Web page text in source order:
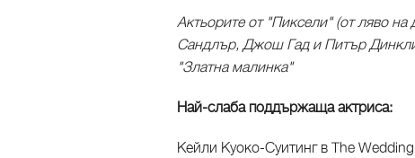
Актьорите от "Пиксели" (от ляво
Сандлър, Джош Гад и Питър
"Златна малинка"
Най-слаба поддържаща актриса:
Кейли Куоко-Суитинг в The